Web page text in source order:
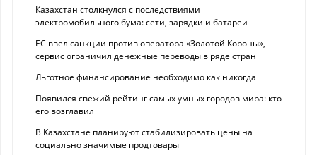
Казахстан столкнулся с последствиями
электромобильного бума: сети, зарядки и батареи
ЕС ввел санкции против оператора «Золотой Короны»,
сервис ограничил денежные переводы в ряде стран
Льготное финансирование необходимо как никогда
Появился свежий рейтинг самых умных городов мира: кто
его возглавил
В Казахстане планируют стабилизировать цены на
социально значимые продтовары